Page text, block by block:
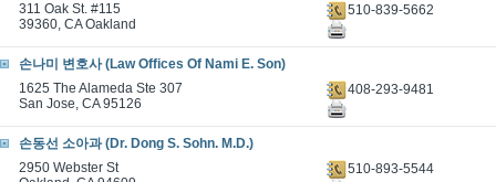
311 Oak St. #115
39360, CA Oakland
510-839-5662
손나미 변호사 (Law Offices Of Nami E. Son)
1625 The Alameda Ste 307
San Jose, CA 95126
408-293-9481
손동선 소아과 (Dr. Dong S. Sohn. M.D.)
2950 Webster St
510-893-5544